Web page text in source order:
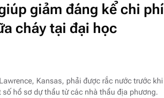
giảm đáng kể chi phí
cháy tại đại học
Kansas, phải được rắc nước trước khi
hồ sơ dự thầu từ các nhà thầu địa phương.